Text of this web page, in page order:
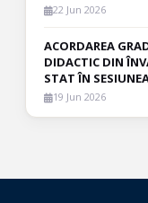
22 Jun 2026
ACORDAREA
DIDACTIC DIN
STAT ÎN
19 Jun 2026